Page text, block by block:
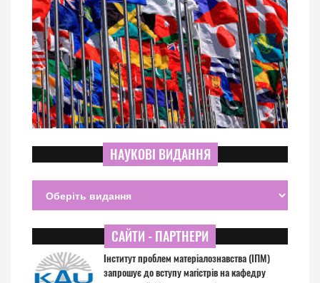
НАУКОВІ ВИДАННЯ
САЙТИ - ПАРТНЕРИ
Інститут проблем матеріалознавства (ІПМ)
запрошує до вступу магістрів на кафедру